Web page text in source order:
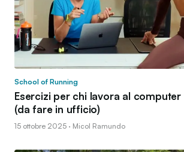
School of Running
Esercizi per chi lavora al
(da fare in ufficio)
15 ottobre 2025 · Micol Ramundo